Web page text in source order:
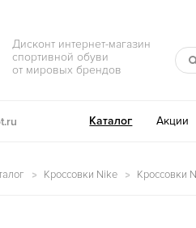
Дисконт интернет-магазин
спортивной обуви
от мировых брендов
Каталог Акции
Кроссовки Nike Кроссовки